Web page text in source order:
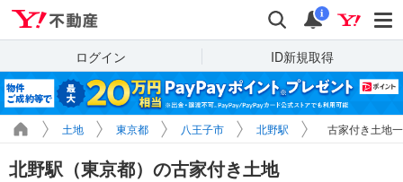
検索 通知
i
ログイン ID新規取得
土地 東京都 八王子市 北野駅 古家付き土地
北野駅（東京都）の古家付き土地